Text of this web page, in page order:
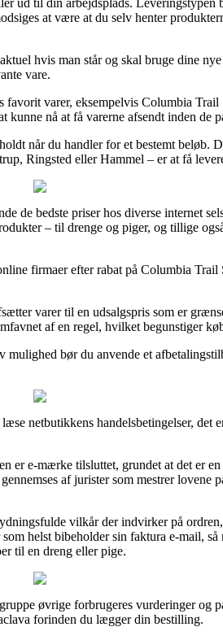
at være at du selv henter
hvis man står og skal bruge dine
vare.
varer, eksempelvis Columbia
nå at få varerne afsendt inden de
når du handler for et bestemt beløb.
Ringsted eller Hammel – er at få
de bedste priser hos diverse internet
– til drenge og piger, og tillige
firmaer efter rabat på Columbia
varer til en udsalgspris som er
af en regel, hvilket begunstiger
bør du anvende et
netbutikkens handelsbetingelser, det
er e-mærke tilsluttet, grundet at det er
af jurister som mestrer lovene
vilkår der indvirker på
helst bibeholder sin faktura e-mail,
til en dreng eller pige.
øvrige forbrugeres vurderinger og
forinden du lægger din bestilling.